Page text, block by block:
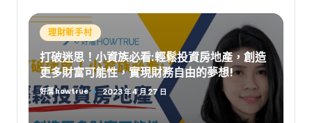
Posted
理財新手村
打破迷思！小資族必看:輕鬆投資房地產，創造
更多財富可能性，實現財務自由的夢想!
Posted
by
好厝 howtrue 2023 年 4 月 27 日